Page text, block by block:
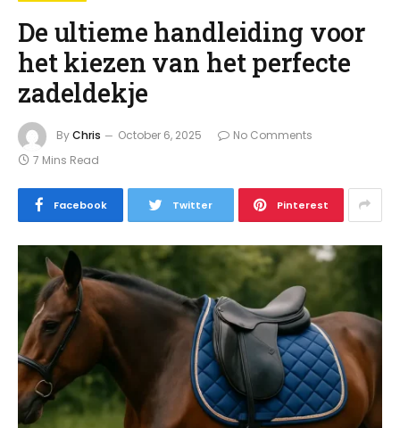
De ultieme handleiding voor
het kiezen van het perfecte
zadeldekje
ByChris October 6, 2025
No Comments
7 Mins Read
Facebook Twitter Pinterest